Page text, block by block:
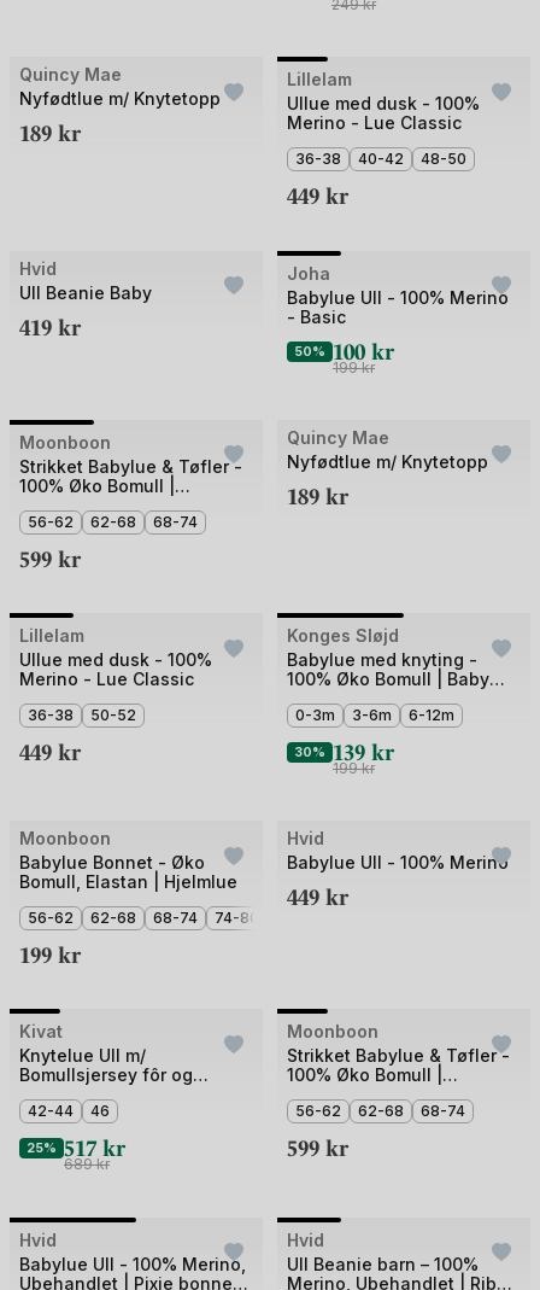
249kr
Outlet
Quincy Mae
Nyfødtlue m/ Knytetopp
189 kr
Bilde
av
Lillelam
Ullue med dusk - 100%
Merino - Lue Classic
36-38 40-42 48-50
449 kr
Hvid
Ull Beanie Baby
419 kr
Outlet
Bilde
av
4
Joha
Babylue Ull - 100% Merino
- Basic
50% 100 kr
199kr
Bilde
av
Moonboon
Strikket Babylue & Tøfler -
100% Øko Bomull |
56-62 62-68 68-74
599 kr
Outlet
Quincy Mae
Nyfødtlue m/ Knytetopp
189 kr
Bilde
av
4
Lillelam
Ullue med dusk - 100%
Merino - Lue Classic
36-38 50-52
449 kr
Outlet
Bilde
av
Konges Sløjd
Babylue med knyting -
100% Øko Bomull | Baby
0-3m 3-6m 6-12m
30% 139 kr
199kr
Moonboon
Babylue Bonnet - Øko
Bomull, Elastan | Hjelmlue
56-62 62-68 68-74 74-80
199 kr
Hvid
Babylue Ull - 100% Merino
449 kr
Outlet
Bilde
av
Kivat
Knytelue Ull m/
Bomullsjersey fôr og
Vindstopper | Ubehandlet
Ull42-44 46
25% 517 kr
689kr
Bilde
av
Moonboon
Strikket Babylue & Tøfler -
100% Øko Bomull |
Gaveeske
56-62 62-68 68-74
599 kr
Bilde
Hvid
Babylue Ull - 100% Merino,
Ubehandlet | Pixie bonnet
Bilde
Hvid
Ull Beanie barn – 100%
Merino, Ubehandlet | Ribb